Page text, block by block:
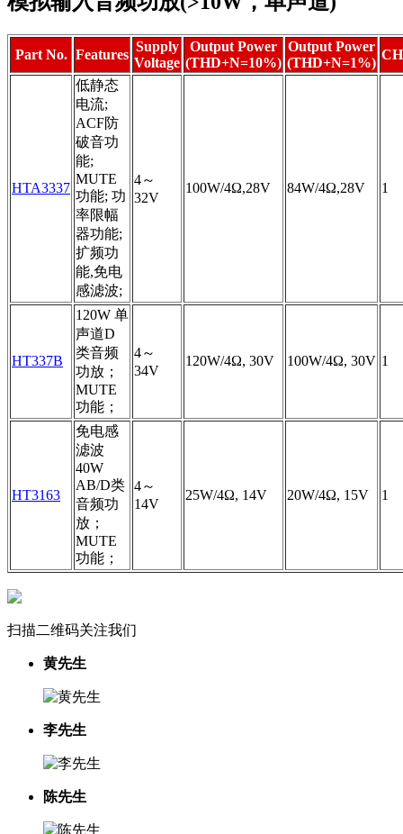
Part No. Features
Supply
Voltage
Output Power
(THD+N=10%)
Output Power
(THD+N=1%)
CH
HTA3337
低静态
电流;
ACF防
破音功
能;
MUTE
功能; 功
率限幅
器功能;
扩频功
能,免电
感滤波;
4～
32V
100W/4Ω,28V 84W/4Ω,28V 1
HT337B
120W 单
声道D
类音频
功放；
MUTE
功能；
4～
34V
120W/4Ω, 30V 100W/4Ω, 30V 1
HT3163
免电感
滤波
40W
AB/D类
音频功
放；
MUTE
功能；
4～
14V
25W/4Ω, 14V 20W/4Ω, 15V 1
扫描二维码关注我们
黄先生
李先生
陈先生